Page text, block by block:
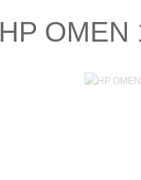
HP OMEN